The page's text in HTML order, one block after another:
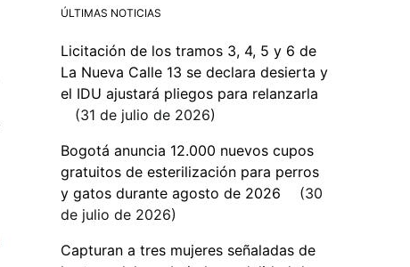
ÚLTIMAS NOTICIAS
Licitación de los tramos 3, 4, 5 y 6 de
La Nueva Calle 13 se declara desierta y
el IDU ajustará pliegos para relanzarla
31 de julio de 2026
Bogotá anuncia 12.000 nuevos cupos
gratuitos de esterilización para perros
y gatos durante agosto de 2026
30
de julio de 2026
Capturan a tres mujeres señaladas de